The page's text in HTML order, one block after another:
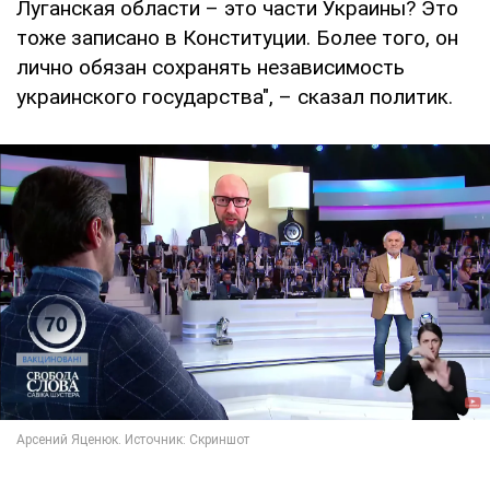
Луганская области – это части Украины? Это
тоже записано в Конституции. Более того, он
лично обязан сохранять независимость
украинского государства", – сказал политик.